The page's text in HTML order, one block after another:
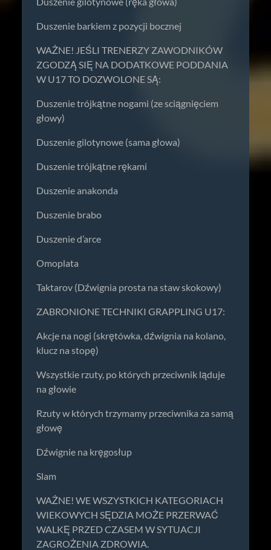
Duszenie barkiem z pozycji bocznej
WAŻNE! JEŚLI TRENERZY ZAWODNIKÓW
ZGODZĄ SIĘ NA DODATKOWE PODDANIA
W U17 TO DOZWOLONE SĄ:
Duszenie trójkątne nogami (ze sciągnięciem
głowy)
Duszenie gilotynowe (sama głowa)
Duszenie trójkątne rękami
Duszenie anakonda
Duszenie brabo
Duszenie d’arce
Omoplata
Taktarov (Dźwignia prosta na staw skokowy)
ZABRONIONE TECHNIKI GRAPPLING U17:
Akcje na nogi (skrętówka, dźwignia na kolano,
klucz na stopę)
Wszystkie rzuty, po których przeciwnik ląduje
na głowie
Rzuty w których trzymamy przeciwnika za samą
głowę
Dźwignie na kręgosłup
Slam
WAŻNE! WE WSZYSTKICH KATEGORIACH
WIEKOWYCH SĘDZIA MOŻE PRZERWAĆ
WALKĘ PRZED CZASEM W SYTUACJI
ZAGROŻENIA ZDROWIA.